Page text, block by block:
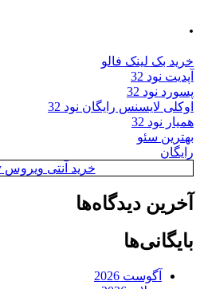
.
خرید بک لینک فالو
آپدیت نود 32
پسورد نود 32
اوکلی لایسنس رایگان نود 32
همیار نود 32
بهترین سئو
رایگان
خرید آنتی ویروس Kaspersky
آخرین دیدگاه‌ها
بایگانی‌ها
آگوست 2026